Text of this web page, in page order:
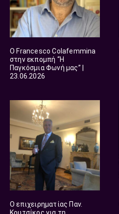
O Francesco Colafemmina
στην εκπομπή “Η
Παγκόσμια Φωνή μας” |
23.06.2026
O επιχειρηματίας Παν.